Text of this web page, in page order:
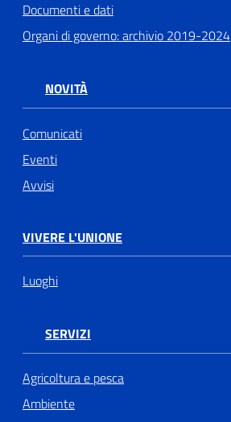
Documenti e dati
Organi di governo: archivio 2019-2024
NOVITÀ
Comunicati
Eventi
Avvisi
VIVERE L'UNIONE
Luoghi
SERVIZI
Agricoltura e pesca
Ambiente